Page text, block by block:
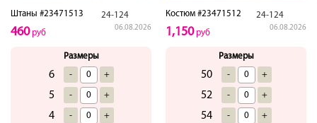
Штаны #23471513 24-124
06.08.2026
460руб
Размеры
6 - +
5 - +
4 - +
Костюм #23471512 24-124
06.08.2026
1,150руб
Размеры
50 - +
52 - +
54 - +